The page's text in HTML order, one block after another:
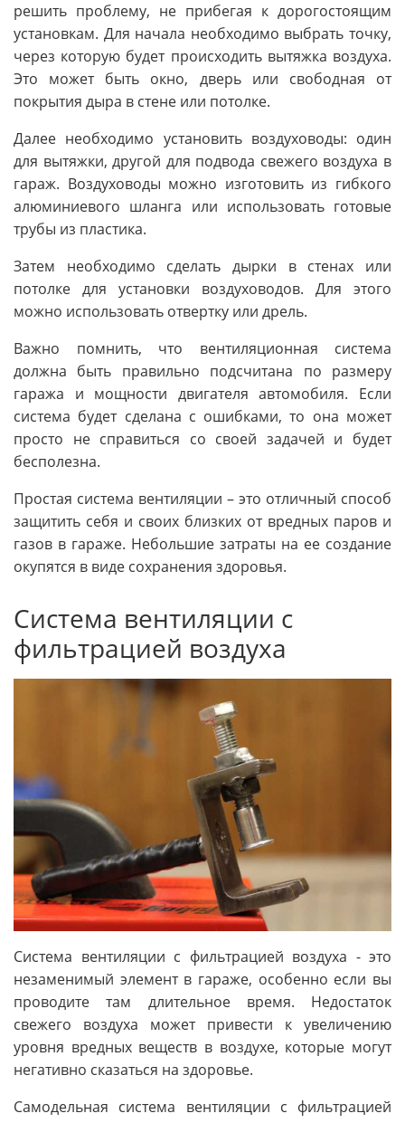
решить проблему, не прибегая к дорогостоящим
установкам. Для начала необходимо выбрать точку,
через которую будет происходить вытяжка воздуха.
Это может быть окно, дверь или свободная от
покрытия дыра в стене или потолке.
Далее необходимо установить воздуховоды: один
для вытяжки, другой для подвода свежего воздуха в
гараж. Воздуховоды можно изготовить из гибкого
алюминиевого шланга или использовать готовые
трубы из пластика.
Затем необходимо сделать дырки в стенах или
потолке для установки воздуховодов. Для этого
можно использовать отвертку или дрель.
Важно помнить, что вентиляционная система
должна быть правильно подсчитана по размеру
гаража и мощности двигателя автомобиля. Если
система будет сделана с ошибками, то она может
просто не справиться со своей задачей и будет
бесполезна.
Простая система вентиляции – это отличный способ
защитить себя и своих близких от вредных паров и
газов в гараже. Небольшие затраты на ее создание
окупятся в виде сохранения здоровья.
Система вентиляции с
фильтрацией воздуха
Система вентиляции с фильтрацией воздуха - это
незаменимый элемент в гараже, особенно если вы
проводите там длительное время. Недостаток
свежего воздуха может привести к увеличению
уровня вредных веществ в воздухе, которые могут
негативно сказаться на здоровье.
Самодельная система вентиляции с фильтрацией